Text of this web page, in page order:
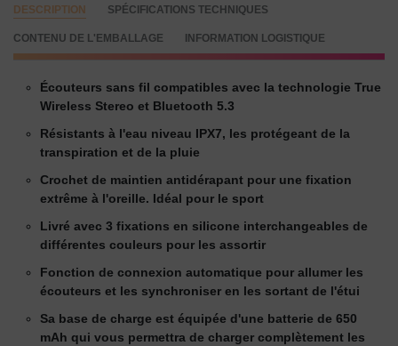
DESCRIPTION SPÉCIFICATIONS TECHNIQUES
CONTENU DE L'EMBALLAGE INFORMATION LOGISTIQUE
Écouteurs sans fil compatibles avec la technologie True
Wireless Stereo et Bluetooth 5.3
Résistants à l'eau niveau IPX7, les protégeant de la
transpiration et de la pluie
Crochet de maintien antidérapant pour une fixation
extrême à l'oreille. Idéal pour le sport
Livré avec 3 fixations en silicone interchangeables de
différentes couleurs pour les assortir
Fonction de connexion automatique pour allumer les
écouteurs et les synchroniser en les sortant de l'étui
Sa base de charge est équipée d'une batterie de 650
mAh qui vous permettra de charger complètement les